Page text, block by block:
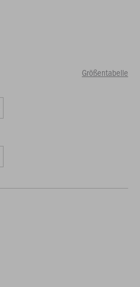
Größentabelle